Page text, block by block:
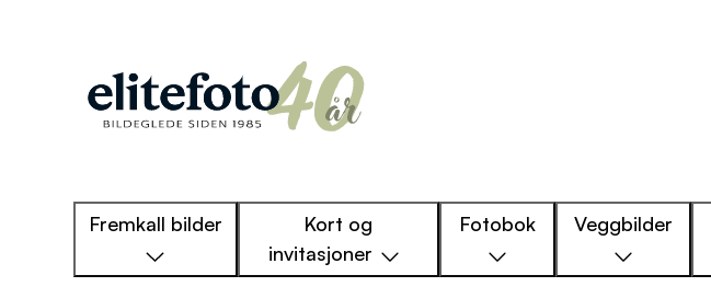
Fremkall bilder
Kort og
invitasjoner
Fotobok Veggbilder